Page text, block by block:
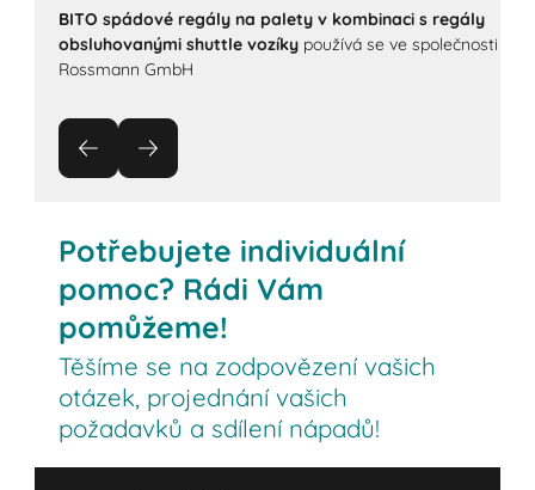
BITO spádové regály na palety v kombinaci s regály
obsluhovanými shuttle vozíky používá se ve společnosti
Rossmann GmbH
Potřebujete individuální
pomoc? Rádi Vám
pomůžeme!
Těšíme se na zodpovězení vašich
otázek, projednání vašich
požadavků a sdílení nápadů!